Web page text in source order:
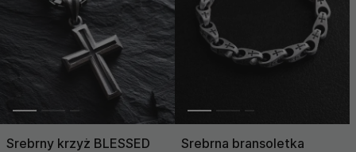
Srebrny krzyż BLESSED
Srebrna bransoletka